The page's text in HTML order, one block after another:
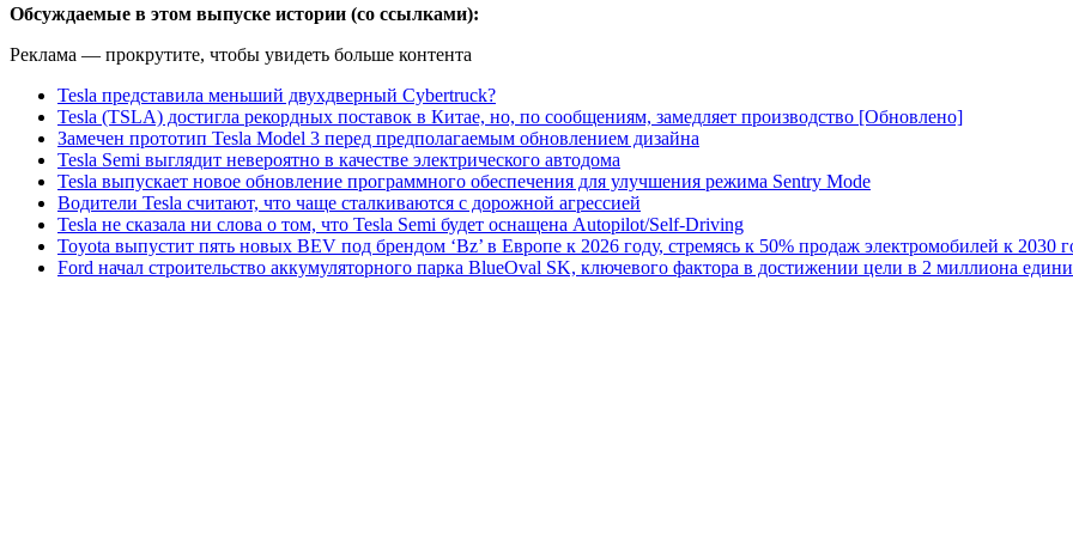
Обсуждаемые в этом выпуске истории (со ссылками):
Реклама — прокрутите, чтобы увидеть больше контента
Tesla представила меньший двухдверный Cybertruck?
Tesla (TSLA) достигла рекордных поставок в Китае, но, по сообщениям, замедляет производство [Обновлено]
Замечен прототип Tesla Model 3 перед предполагаемым обновлением дизайна
Tesla Semi выглядит невероятно в качестве электрического автодома
Tesla выпускает новое обновление программного обеспечения для улучшения режима Sentry Mode
Водители Tesla считают, что чаще сталкиваются с дорожной агрессией
Tesla не сказала ни слова о том, что Tesla Semi будет оснащена Autopilot/Self-Driving
Toyota выпустит пять новых BEV под брендом ‘Bz’ в Европе к 2026 году, стремясь к 50% продаж электромобилей к 2030
Ford начал строительство аккумуляторного парка BlueOval SK, ключевого фактора в достижении цели в 2 миллиона